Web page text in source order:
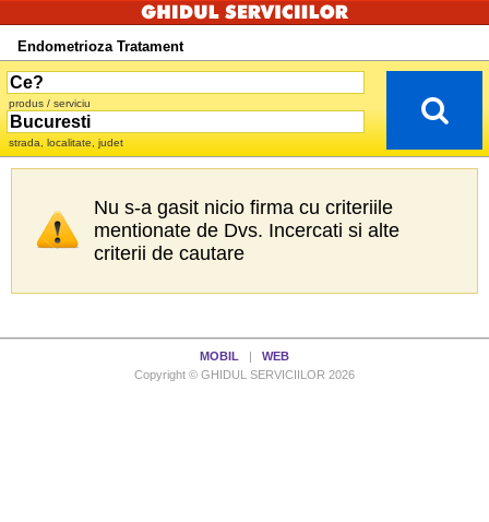
Endometrioza Tratament
produs / serviciu
strada, localitate, judet
Nu s-a gasit nicio firma cu criteriile
mentionate de Dvs. Incercati si alte
criterii de cautare
MOBIL
WEB
Copyright © GHIDUL SERVICIILOR 2026